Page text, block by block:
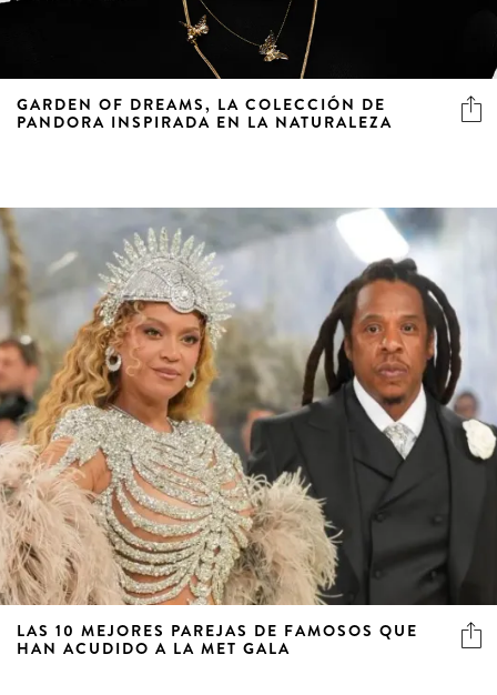
GARDEN OF DREAMS, LA COLECCIÓN DE
PANDORA INSPIRADA EN LA NATURALEZA
LAS 10 MEJORES PAREJAS DE FAMOSOS QUE
HAN ACUDIDO A LA MET GALA